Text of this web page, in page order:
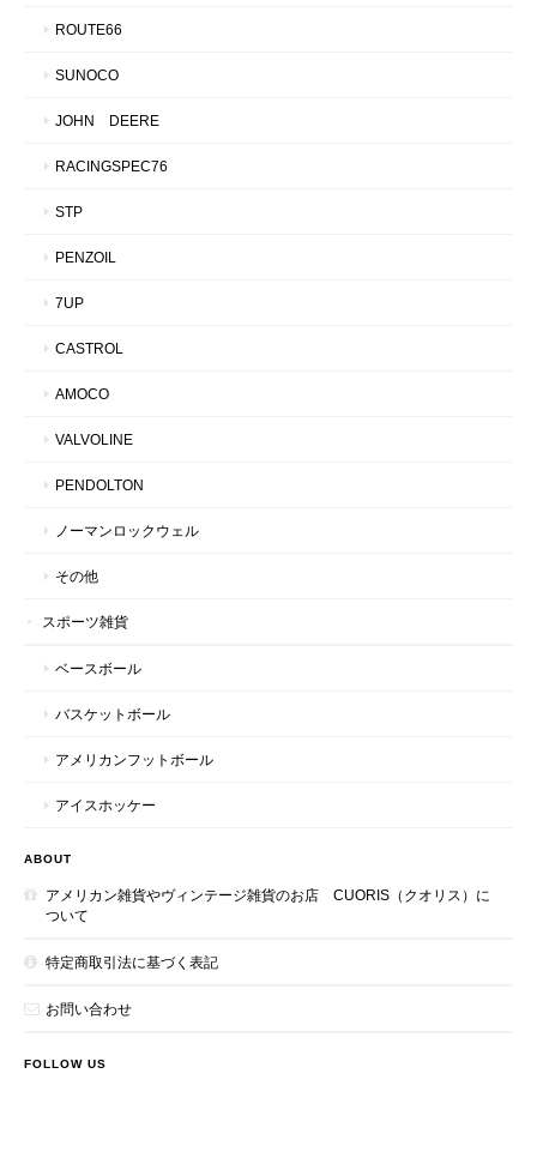
ROUTE66
SUNOCO
JOHN DEERE
RACINGSPEC76
STP
PENZOIL
7UP
CASTROL
AMOCO
VALVOLINE
PENDOLTON
ノーマンロックウェル
その他
スポーツ雑貨
ベースボール
バスケットボール
アメリカンフットボール
アイスホッケー
ABOUT
アメリカン雑貨やヴィンテージ雑貨のお店 CUORIS（クオリス）に
ついて
特定商取引法に基づく表記
お問い合わせ
FOLLOW US